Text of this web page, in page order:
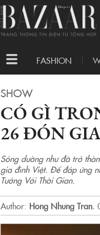
Toggle
navigation
FASHION
SHOW
CÓ GÌ
26 ĐÓN
Sóng dường như đã trở
gia đình Việt. Để đáp ứng
Tưởng Với Thời Gian.
Author: Hong Nhung Tran.